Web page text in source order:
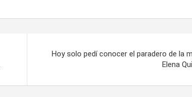
Hoy solo pedí conocer el paradero de la
Elena